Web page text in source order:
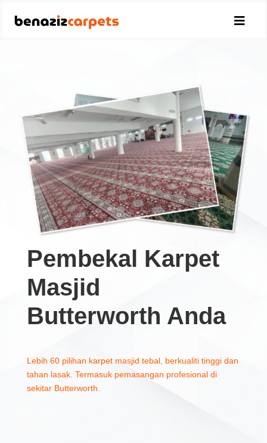

Pembekal Karpet
Masjid
Butterworth Anda
Lebih 60 pilihan karpet masjid tebal, berkualiti tinggi dan
tahan lasak. Termasuk pemasangan profesional di
sekitar Butterworth.